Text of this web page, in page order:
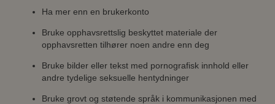
Ha mer enn en brukerkonto
Bruke opphavsrettslig beskyttet materiale der
opphavsretten tilhører noen andre enn deg
Bruke bilder eller tekst med pornografisk innhold eller
andre tydelige seksuelle hentydninger
Bruke grovt og støtende språk i kommunikasjonen med